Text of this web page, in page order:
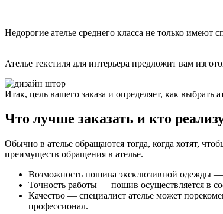
Недорогие ателье среднего класса не только
Ателье текстиля для интерьера предложит вам
Итак, цель вашего заказа и определяет, как выбрать
Что лучше заказать и кто
Обычно в ателье обращаются тогда, когда хотят,
преимуществ обращения в ателье.
Возможность пошива эксклюзивной одежды —
Точность работы — пошив осуществляется в
Качество — специалист ателье может
профессионал.